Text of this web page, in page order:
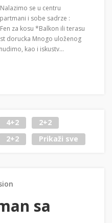
se u centru
i sobe sadrze :
za kosu *Balkon ili terasu
dorucka Mnogo uloženog
kao i iskustv...
4+2
2+2
2+2 Prikaži sve
sa